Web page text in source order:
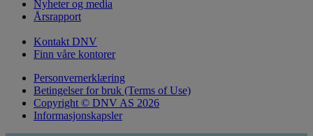
Nyheter og media
Årsrapport
Kontakt DNV
Finn våre kontorer
Personvernerklæring
Betingelser for bruk (Terms of Use)
Copyright © DNV AS 2026
Informasjonskapsler